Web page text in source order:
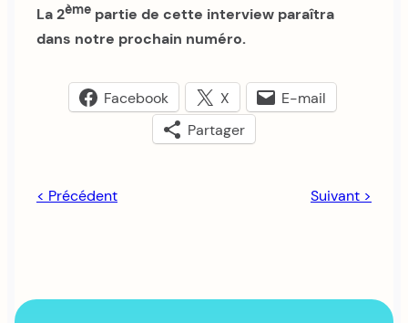
La 2ème partie de cette interview paraîtra
dans notre prochain numéro.
Facebook X
E-mail
Partager
< Précédent Suivant >